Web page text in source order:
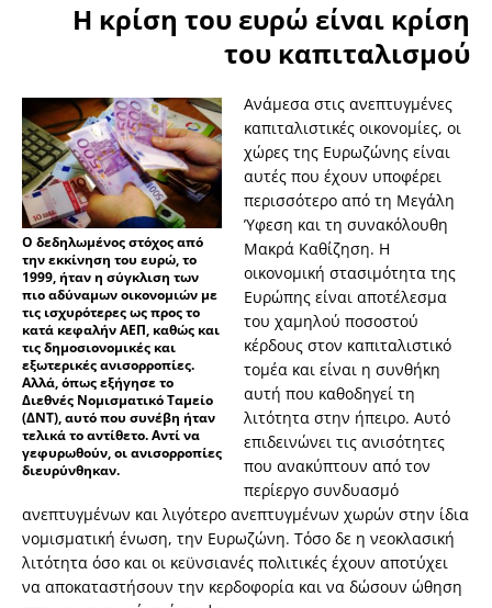
Η κρίση του ευρώ είναι κρίση
του καπιταλισμού
Ο δεδηλωμένος στόχος από
την εκκίνηση του ευρώ, το
1999, ήταν η σύγκλιση των
πιο αδύναμων οικονομιών με
τις ισχυρότερες ως προς το
κατά κεφαλήν ΑΕΠ, καθώς και
τις δημοσιονομικές και
εξωτερικές ανισορροπίες.
Αλλά, όπως εξήγησε το
Διεθνές Νομισματικό Ταμείο
(ΔΝΤ), αυτό που συνέβη ήταν
τελικά το αντίθετο. Αντί να
γεφυρωθούν, οι ανισορροπίες
διευρύνθηκαν.
Ανάμεσα στις ανεπτυγμένες
καπιταλιστικές οικονομίες, οι
χώρες της Ευρωζώνης είναι
αυτές που έχουν υποφέρει
περισσότερο από τη Μεγάλη
Ύφεση και τη συνακόλουθη
Μακρά Καθίζηση. Η
οικονομική στασιμότητα της
Ευρώπης είναι αποτέλεσμα
του χαμηλού ποσοστού
κέρδους στον καπιταλιστικό
τομέα και είναι η συνθήκη
αυτή που καθοδηγεί τη
λιτότητα στην ήπειρο. Αυτό
επιδεινώνει τις ανισότητες
που ανακύπτουν από τον
περίεργο συνδυασμό
ανεπτυγμένων και λιγότερο ανεπτυγμένων χωρών στην ίδια
νομισματική ένωση, την Ευρωζώνη. Τόσο δε η νεοκλασική
λιτότητα όσο και οι κεϋνσιανές πολιτικές έχουν αποτύχει
να αποκαταστήσουν την κερδοφορία και να δώσουν ώθηση